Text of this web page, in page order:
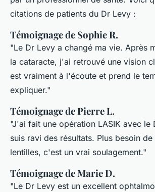
citations de patients du Dr Levy :
Témoignage de Sophie R.
"Le Dr Levy a changé ma vie. Après
la cataracte, j'ai retrouvé une vision
est vraiment à l'écoute et prend le
expliquer."
Témoignage de Pierre L.
"J'ai fait une opération LASIK avec le
suis ravi des résultats. Plus besoin
lentilles, c'est un vrai soulagement."
Témoignage de Marie D.
"Le Dr Levy est un excellent